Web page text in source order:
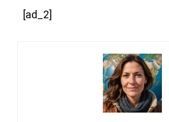
[ad_2]